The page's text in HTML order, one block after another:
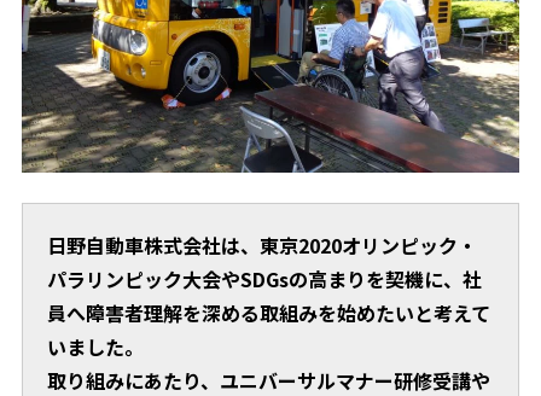
日野自動車株式会社は、東京2020オリンピック・
パラリンピック大会やSDGsの高まりを契機に、社
員へ障害者理解を深める取組みを始めたいと考えて
いました。
取り組みにあたり、ユニバーサルマナー研修受講や